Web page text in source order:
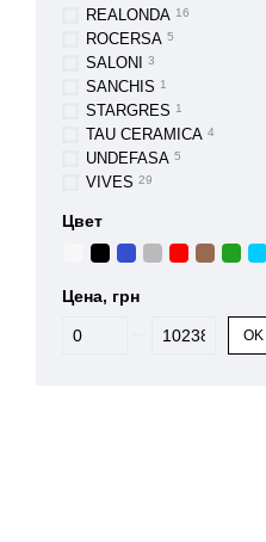
REALONDA 16
ROCERSA 5
SALONI 3
SANCHIS 1
STARGRES 1
TAU CERAMICA 4
UNDEFASA 5
VIVES 29
Цвет
Цена, грн
От Цена, грн
До Цена, грн OK